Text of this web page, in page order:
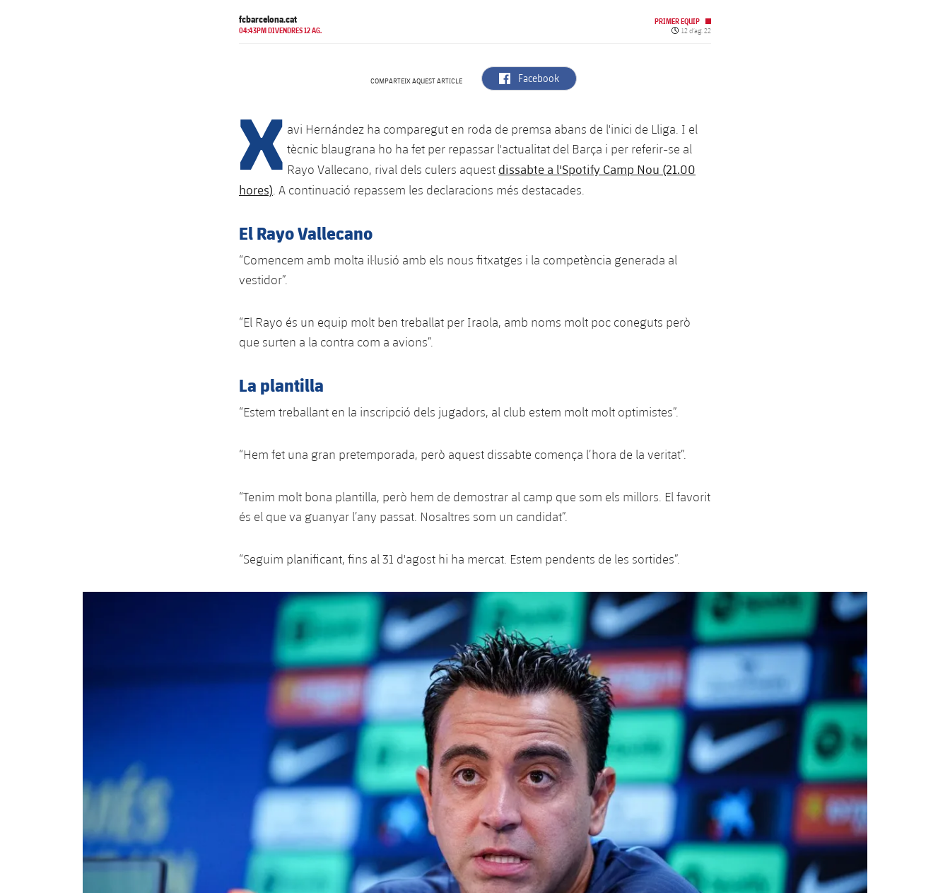
fcbarcelona.cat
04:43PM DIVENDRES 12 AG.
PRIMER EQUIP
Data de publicació
12 d’ag. 22
COMPARTEIX AQUEST ARTICLE label.aria.facebook
Facebook
X avi Hernández ha comparegut en roda de premsa abans de l'inici de Lliga. I el
tècnic blaugrana ho ha fet per repassar l'actualitat del Barça i per referir-se al
Rayo Vallecano, rival dels culers aquest dissabte a l'Spotify Camp Nou (21.00
hores). A continuació repassem les declaracions més destacades.
El Rayo Vallecano
“Comencem amb molta il·lusió amb els nous fitxatges i la competència generada al
vestidor”.
“El Rayo és un equip molt ben treballat per Iraola, amb noms molt poc coneguts però
que surten a la contra com a avions”.
La plantilla
“Estem treballant en la inscripció dels jugadors, al club estem molt molt optimistes”.
“Hem fet una gran pretemporada, però aquest dissabte comença l’hora de la veritat”.
“Tenim molt bona plantilla, però hem de demostrar al camp que som els millors. El favorit
és el que va guanyar l’any passat. Nosaltres som un candidat”.
“Seguim planificant, fins al 31 d'agost hi ha mercat. Estem pendents de les sortides”.